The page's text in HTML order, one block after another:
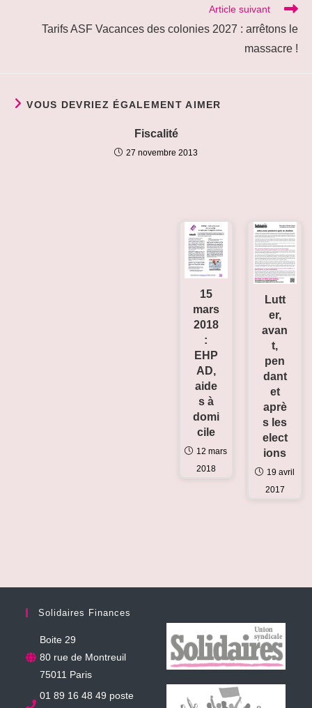
Article suivant
Tarifs ASF Vacances des colonies 2027 : arrêtons le
massacre !
VOUS DEVRIEZ ÉGALEMENT AIMER
Fiscalité
27 novembre 2013
Lutt
er,
avan
t,
pen
dant
et
aprè
s les
elect
ions
19 avril
2017
15
mars
2018
:
EHP
AD,
aide
s à
domi
cile
12 mars
2018
Solidaires Finances
Boite 29
80 rue de Montreuil
75011 Paris
01 89 16 48 49 poste